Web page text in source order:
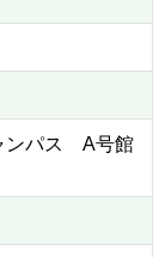
ンパス A号館